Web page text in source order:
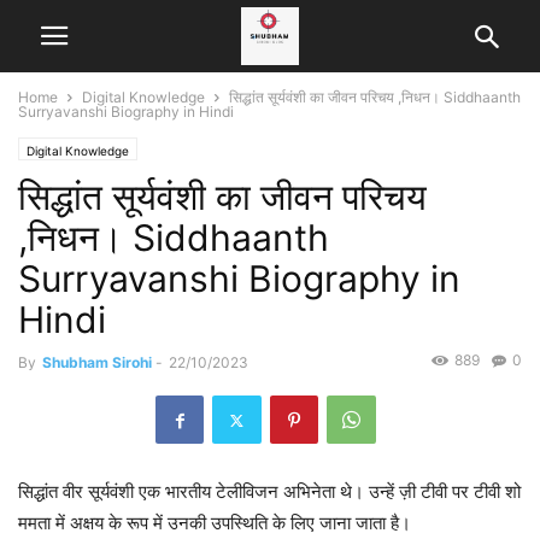
Home Digital Knowledge
सिद्धांत सूर्यवंशी का जीवन परिचय ,निधन। Siddhaanth
Surryavanshi Biography in Hindi
Digital Knowledge
सिद्धांत सूर्यवंशी का जीवन परिचय
,निधन। Siddhaanth
Surryavanshi Biography in
Hindi
By Shubham Sirohi - 22/10/2023 0
889
सिद्धांत वीर सूर्यवंशी एक भारतीय टेलीविजन अभिनेता थे। उन्हें ज़ी टीवी पर टीवी शो
ममता में अक्षय के रूप में उनकी उपस्थिति के लिए जाना जाता है।